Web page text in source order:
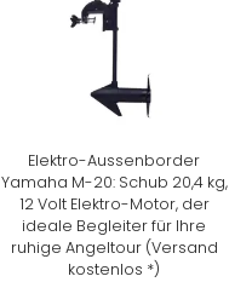
Elektro-Aussenborder
Yamaha M-20: Schub 20,4 kg,
12 Volt Elektro-Motor, der
ideale Begleiter für Ihre
ruhige Angeltour (Versand
kostenlos *)